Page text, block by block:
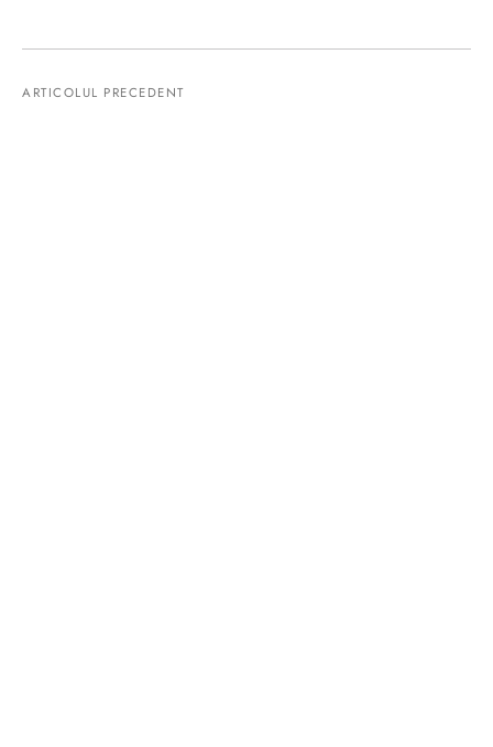
ARTICOLUL PRECEDENT